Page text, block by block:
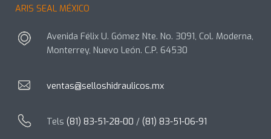
ARIS SEAL MÉXICO
Avenida Félix U. Gómez Nte. No. 3091, Col. Moderna,
Monterrey, Nuevo León. C.P. 64530
ventas@selloshidraulicos.mx
Tels (81) 83-51-28-00 / (81) 83-51-06-91